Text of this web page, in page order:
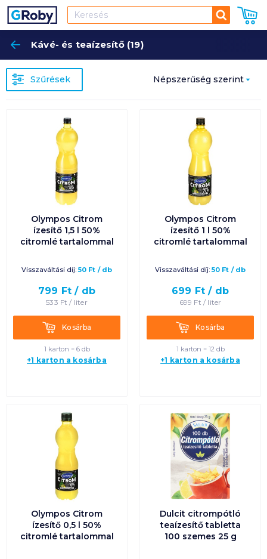
Keresés
Kávé- és teaízesítő (19)
Szűrések Népszerűség szerint
Ár szerint növekvő
Ár szerint csökkenő
Egységár szerint
növekvő
Egységár szerint
Termék neve A-Z
Termék neve Z-A
Olympos Citrom
ízesítő 1,5 l 50%
citromlé tartalommal
Visszaváltási díj: 50Ft / db
799 Ft / db
533 Ft / liter
KosárbaKosárba
1 karton = 6 db
+1 karton a kosárba
Olympos Citrom
ízesítő 1 l 50%
citromlé tartalommal
Visszaváltási díj: 50Ft / db
699 Ft / db
699 Ft / liter
KosárbaKosárba
1 karton = 12 db
+1 karton a kosárba
Olympos Citrom
ízesítő 0,5 l 50%
citromlé tartalommal
Dulcit citrompótló
teaízesítő tabletta
100 szemes 25 g